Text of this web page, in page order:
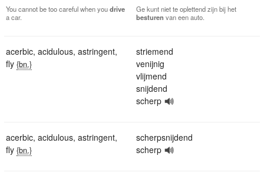
You cannot be too careful when youdrive
a car.
Ge kunt niet te oplettend zijn bij het
besturen van een auto.
acerbic, acidulous, astringent,
fly {bn.}
striemend
venijnig
vlijmend
snijdend
scherp
acerbic, acidulous, astringent,
fly {bn.}
scherpsnijdend
scherp